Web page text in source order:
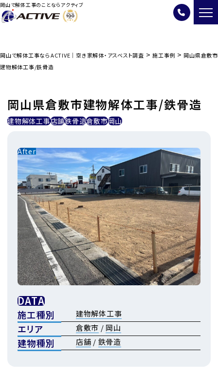
岡山で解体工事のことならアクティブ
岡山で解体工事ならACTIVE｜空き家解体・アスベスト調査 > 施工事例 > 岡山県倉敷市
建物解体工事/鉄骨造
岡山県倉敷市建物解体工事/鉄骨造
建物解体工事店舗鉄骨造倉敷市岡山
DATA
施工種別 建物解体工事
エリア 倉敷市 / 岡山
建物種別 店舗 / 鉄骨造